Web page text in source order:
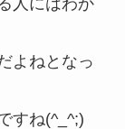
よねとなっ
すね(^_^;)